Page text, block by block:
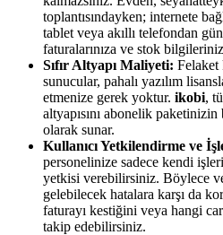
toplantısındayken; internete
tablet veya akıllı telefondan
faturalarınıza ve stok
Sıfır Altyapı Maliyeti: Felaket
sunucular, pahalı yazılım
etmenize gerek yoktur. ikobi,
altyapısını abonelik
olarak sunar.
Kullanıcı Yetkilendirme ve
personelinize sadece kendi
yetkisi verebilirsiniz. Böylece
gelebilecek hatalara karşı da
faturayı kestiğini veya hangi
takip edebilirsiniz.